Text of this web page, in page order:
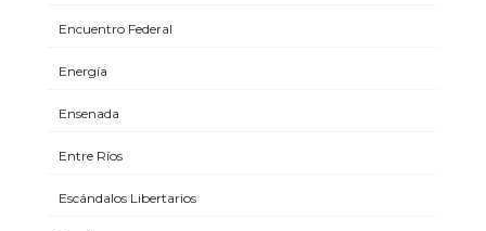
Encuentro Federal
Energía
Ensenada
Entre Ríos
Escándalos Libertarios